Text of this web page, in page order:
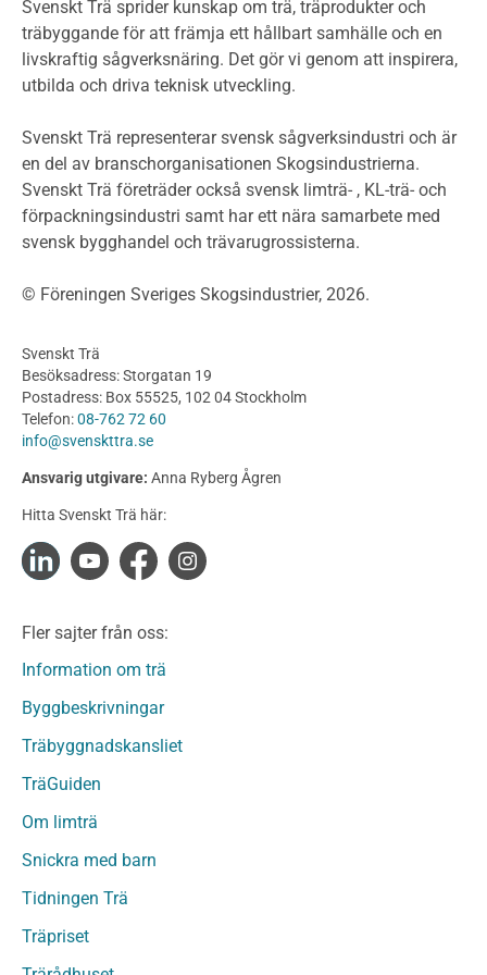
Termer och förkortningar
Planering
Klimatkalkylator hallar
Projektering av trähus - generellt
Byggsystem
Fasadsystem i skivmaterial
Bullerskärmar och andra utomhuskonstruktioner
Byggnation och utförande
Utförande
Produkter
Konstruktionsvirke
Konstruktionsvirke Behandlat
Konstruktionsvirke Fingerskarvat
Konstruktionsvirke Fingerskarvat Obehandlat
Limträ
Fanerträ
Fanerträ Obehandlat
Träpanel och Utvändig beklädnad Behandlat
Träpanel och utvändig beklädnad Obehandlat
Trägolv
Sågat virke
Sågat virke Behandlat
Övriga träprodukter
Svenskt Trä sprider kunskap om trä, träprodukter och
träbyggande för att främja ett hållbart samhälle och en
livskraftig sågverksnäring. Det gör vi genom att inspirera,
utbilda och driva teknisk utveckling.
Svenskt Trä representerar svensk sågverksindustri och är
en del av branschorganisationen Skogsindustrierna.
Svenskt Trä företräder också svensk limträ- , KL-trä- och
förpackningsindustri samt har ett nära samarbete med
svensk bygghandel och trävarugrossisterna.
© Föreningen Sveriges Skogsindustrier, 2026.
Svenskt Trä
Besöksadress: Storgatan 19
Postadress: Box 55525, 102 04 Stockholm
Telefon:08-762 72 60
info@svenskttra.se
Ansvarig utgivare: Anna Ryberg Ågren
Hitta Svenskt Trä här:
Fler sajter från oss:
Information om trä
Byggbeskrivningar
Träbyggnadskansliet
TräGuiden
Om limträ
Snickra med barn
Tidningen Trä
Träpriset